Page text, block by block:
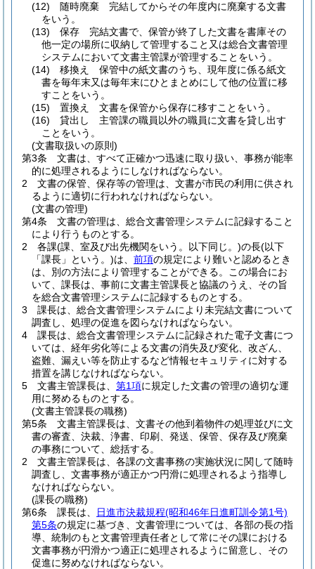
(12)
随時廃棄 完結してからその年度内に廃棄する文書
をいう。
(13)
保存 完結文書で、保管が終了した文書を書庫その
他一定の場所に収納して管理すること又は総合文書管理
システムにおいて文書主管課が管理することをいう。
(14)
移換え 保管中の紙文書のうち、現年度に係る紙文
書を毎年末又は毎年末にひとまとめにして他の位置に移
すことをいう。
(15)
置換え 文書を保管から保存に移すことをいう。
(16)
貸出し 主管課の職員以外の職員に文書を貸し出す
ことをいう。
(文書取扱いの原則)
第3条
文書は、すべて正確かつ迅速に取り扱い、事務が能率
的に処理されるようにしなければならない。
2
文書の保管、保存等の管理は、文書が市民の利用に供され
るように適切に行われなければならない。
(文書の管理)
第4条
文書の管理は、総合文書管理システムに記録すること
により行うものとする。
2
各課(課、室及び出先機関をいう。以下同じ。)の長(以下
「課長」という。)は、 前項の規定により難いと認めるとき
は、別の方法により管理することができる。
この場合にお
いて、課長は、事前に文書主管課長と協議のうえ、その旨
を総合文書管理システムに記録するものとする。
3
課長は、総合文書管理システムにより未完結文書について
調査し、処理の促進を図らなければならない。
4
課長は、総合文書管理システムに記録された電子文書につ
いては、経年劣化等による文書の消失及び変化、改ざん、
盗難、漏えい等を防止するなど情報セキュリティに対する
措置を講じなければならない。
5
文書主管課長は、 第1項に規定した文書の管理の適切な運
用に努めるものとする。
(文書主管課長の職務)
第5条
文書主管課長は、文書その他到着物件の処理並びに文
書の審査、決裁、浄書、印刷、発送、保管、保存及び廃棄
の事務について、総括する。
2
文書主管課長は、各課の文書事務の実施状況に関して随時
調査し、文書事務が適正かつ円滑に処理されるよう指導し
なければならない。
(課長の職務)
第6条
課長は、 日進市決裁規程(昭和46年日進町訓令第1号)
第5条の規定に基づき、文書管理については、各部の長の指
導、統制のもと文書管理責任者として常にその課における
文書事務が円滑かつ適正に処理されるように留意し、その
促進に努めなければならない。